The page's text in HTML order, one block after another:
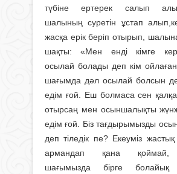
түбіне ертерек салып
шалының суретін ұстап
жасқа ерік беріп отырып,
шақты: «Мен енді кімге
осылай болады деп кім
шағымда дәл осылай болсын
едім ғой. Еш болмаса сен
отырсаң мен осыншалықты
едім ғой. Біз тағдырымызды
деп тіледік пе? Екеуміз
армандап қана қоймай,
шағымызда бірге